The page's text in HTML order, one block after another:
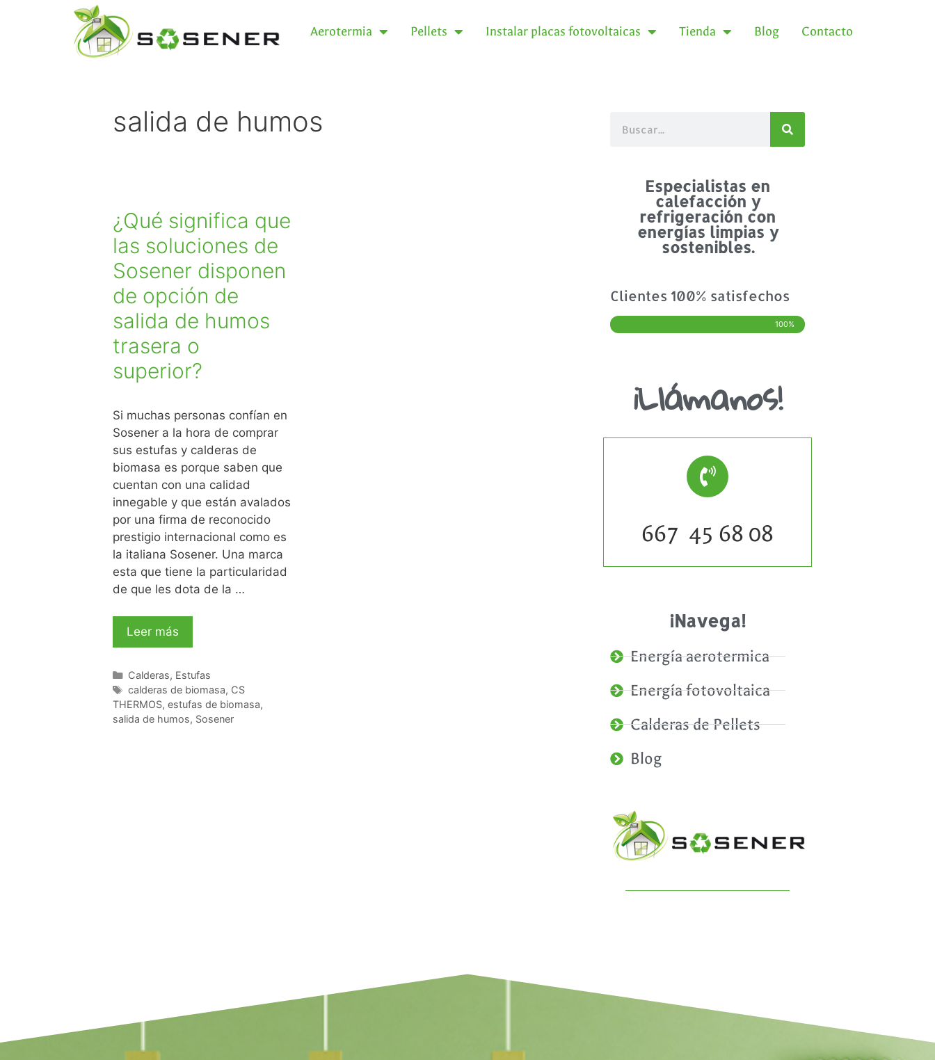
Aerotermia Pellets Instalar placas fotovoltaicas Tienda Blog Contacto
salida de humos
¿Qué significa que
las soluciones de
Sosener disponen
de opción de
salida de humos
trasera o
superior?
Si muchas personas confían en
Sosener a la hora de comprar
sus estufas y calderas de
biomasa es porque saben que
cuentan con una calidad
innegable y que están avalados
por una firma de reconocido
prestigio internacional como es
la italiana Sosener. Una marca
esta que tiene la particularidad
de que les dota de la …
Leer más
Calderas, Estufas
calderas de biomasa, CS
THERMOS, estufas de biomasa,
salida de humos, Sosener
Especialistas en
calefacción y
refrigeración con
energías limpias y
sostenibles.
Clientes 100% satisfechos
100%
¡Llámanos!
667 45 68 08
¡Navega!
Energía aerotermica
Energía fotovoltaica
Calderas de Pellets
Blog